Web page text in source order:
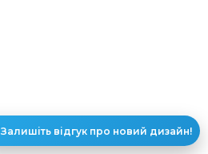
Залишіть відгук про новий дизайн!